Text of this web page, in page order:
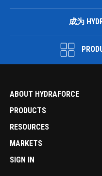
成为
ABOUT HYDRAFORCE
PRODUCTS
RESOURCES
MARKETS
SIGN IN